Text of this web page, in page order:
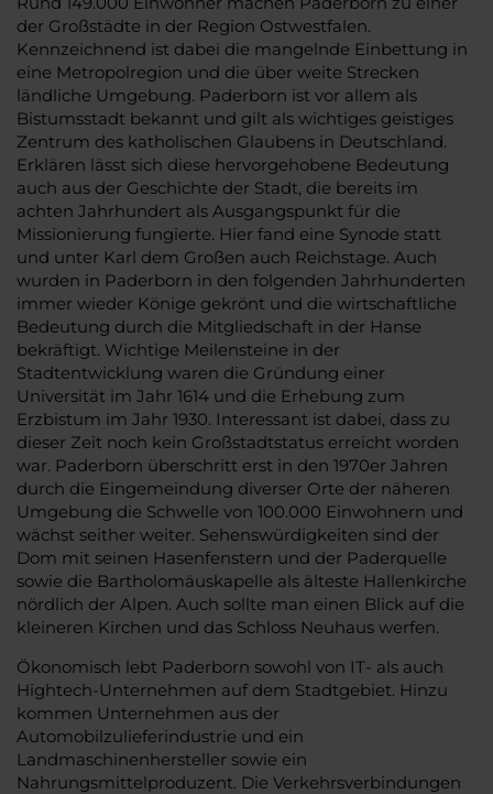
der Großstädte in der Region Ostwestfalen.
Kennzeichnend ist dabei die mangelnde Einbettung in
eine Metropolregion und die über weite Strecken
ländliche Umgebung. Paderborn ist vor allem als
Bistumsstadt bekannt und gilt als wichtiges geistiges
Zentrum des katholischen Glaubens in Deutschland.
Erklären lässt sich diese hervorgehobene Bedeutung
auch aus der Geschichte der Stadt, die bereits im
achten Jahrhundert als Ausgangspunkt für die
Missionierung fungierte. Hier fand eine Synode statt
und unter Karl dem Großen auch Reichstage. Auch
wurden in Paderborn in den folgenden Jahrhunderten
immer wieder Könige gekrönt und die wirtschaftliche
Bedeutung durch die Mitgliedschaft in der Hanse
bekräftigt. Wichtige Meilensteine in der
Stadtentwicklung waren die Gründung einer
Universität im Jahr 1614 und die Erhebung zum
Erzbistum im Jahr 1930. Interessant ist dabei, dass zu
dieser Zeit noch kein Großstadtstatus erreicht worden
war. Paderborn überschritt erst in den 1970er Jahren
durch die Eingemeindung diverser Orte der näheren
Umgebung die Schwelle von 100.000 Einwohnern und
wächst seither weiter. Sehenswürdigkeiten sind der
Dom mit seinen Hasenfenstern und der Paderquelle
sowie die Bartholomäuskapelle als älteste Hallenkirche
nördlich der Alpen. Auch sollte man einen Blick auf die
kleineren Kirchen und das Schloss Neuhaus werfen.
Ökonomisch lebt Paderborn sowohl von IT- als auch
Hightech-Unternehmen auf dem Stadtgebiet. Hinzu
kommen Unternehmen aus der
Automobilzulieferindustrie und ein
Landmaschinenhersteller sowie ein
Nahrungsmittelproduzent. Die Verkehrsverbindungen